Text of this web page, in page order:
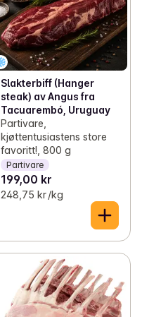
Slakterbiff (Hanger
steak) av Angus fra
Tacuarembó, Uruguay
Partivare,
kjøttentusiastens store
favoritt!, 800 g
Partivare
199,00 kr
248,75 kr /kg